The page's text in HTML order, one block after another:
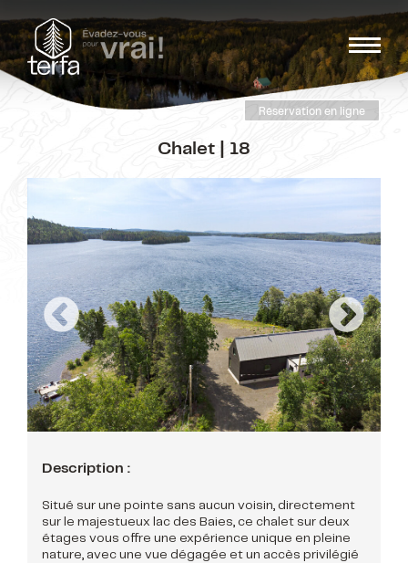
Réservation en ligne
Chalet | 18
Description :
Situé sur une pointe sans aucun voisin, directement
sur le majestueux lac des Baies, ce chalet sur deux
étages vous offre une expérience unique en pleine
nature, avec une vue dégagée et un accès privilégié